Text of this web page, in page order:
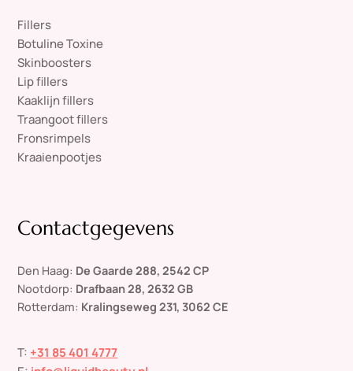
Fillers
Botuline Toxine
Skinboosters
Lip fillers
Kaaklijn fillers
Traangoot fillers
Fronsrimpels
Kraaienpootjes
Contactgegevens
Den Haag: De Gaarde 288, 2542 CP
Nootdorp: Drafbaan 28, 2632 GB
Rotterdam: Kralingseweg 231, 3062 CE
T: +31 85 401 4777